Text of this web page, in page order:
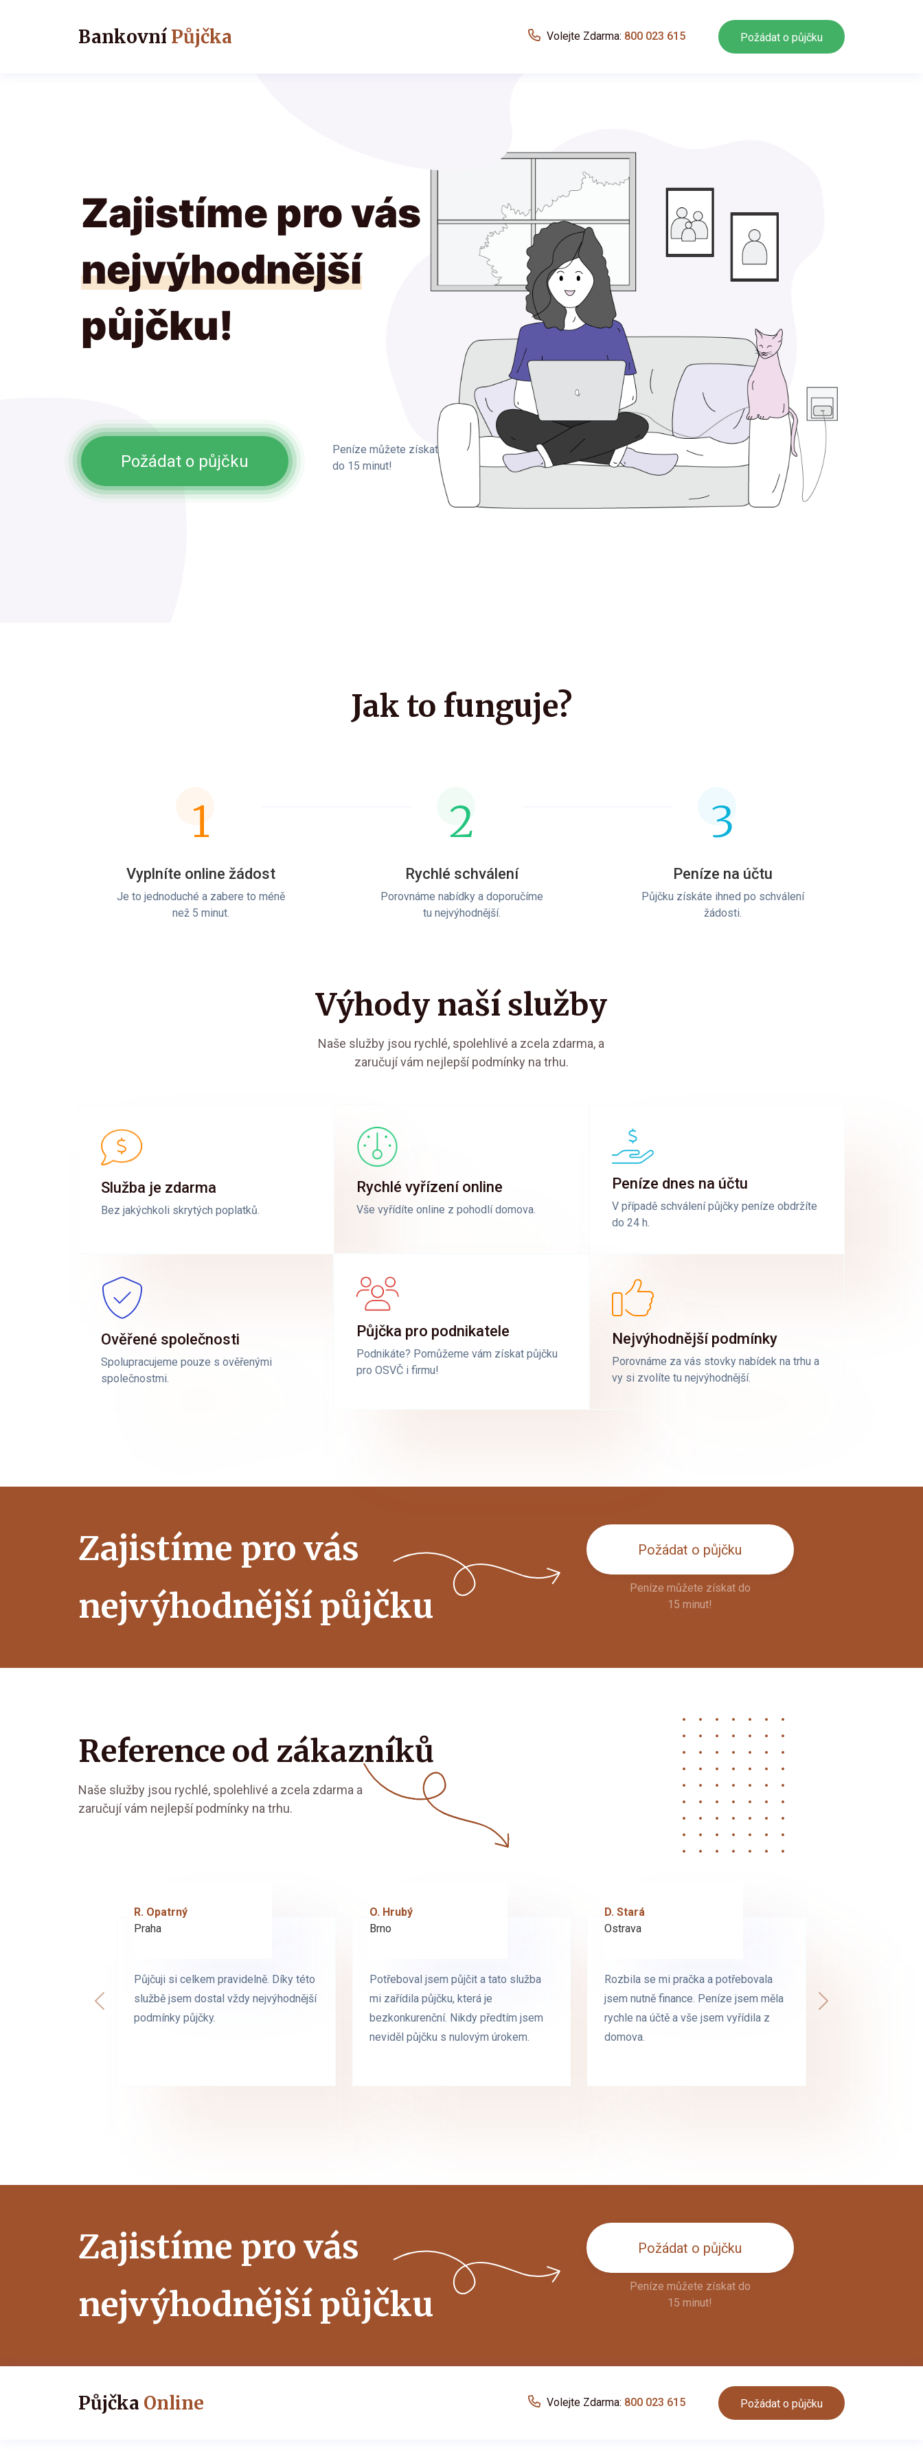
Bankovní Půjčka Volejte Zdarma: 800 023 615 Požádat o půjčku
Zajistíme pro vás
nejvýhodnější
půjčku!
Požádat o půjčku
Peníze můžete získat
do 15 minut!
Jak to funguje?
1
Vyplníte online žádost
Je to jednoduché a zabere to méně
než 5 minut.
2
Rychlé schválení
Porovnáme nabídky a doporučíme
tu nejvýhodnější.
3
Peníze na účtu
Půjčku získáte ihned po schválení
žádosti.
Výhody naší služby
Naše služby jsou rychlé, spolehlivé a zcela zdarma, a
zaručují vám nejlepší podmínky na trhu.
Služba je zdarma
Bez jakýchkoli skrytých poplatků.
Rychlé vyřízení online
Vše vyřídíte online z pohodlí domova.
Peníze dnes na účtu
V případě schválení půjčky peníze obdržíte
do 24 h.
Ověřené společnosti
Spolupracujeme pouze s ověřenými
společnostmi.
Půjčka pro podnikatele
Podnikáte? Pomůžeme vám získat půjčku
pro OSVČ i firmu!
Nejvýhodnější podmínky
Porovnáme za vás stovky nabídek na trhu a
vy si zvolíte tu nejvýhodnější.
Zajistíme pro vás
nejvýhodnější půjčku
Požádat o půjčku
Peníze můžete získat do
15 minut!
Reference od zákazníků
Naše služby jsou rychlé, spolehlivé a zcela zdarma a
zaručují vám nejlepší podmínky na trhu.
R. Opatrný
Praha
Půjčuji si celkem pravidelně. Díky této
službě jsem dostal vždy nejvýhodnější
podmínky půjčky.
O. Hrubý
Brno
Potřeboval jsem půjčit a tato služba
mi zařídila půjčku, která je
bezkonkurenční. Nikdy předtím jsem
neviděl půjčku s nulovým úrokem.
D. Stará
Ostrava
Rozbila se mi pračka a potřebovala
jsem nutně finance. Peníze jsem měla
rychle na účtě a vše jsem vyřídila z
domova.
K. Novák
Brno
Půjčuji si celkem pravidelně. Díky této
službě jsem dostal vždy nejvýhodnější
podmínky půjčky.
D. Starý
Praha
Potřeboval jsem půjčit a tato služba
mi zařídila půjčku, která je
bezkonkurenční. Nikdy předtím jsem
neviděl půjčku s nulovým úrokem.
L. Milá
Ostrava
Rozbila se mi pračka a potřebovala
jsem nutně finance. Peníze jsem měla
rychle na účtě a vše jsem vyřídila z
domova.
Předchozí Další
Zajistíme pro vás
nejvýhodnější půjčku
Požádat o půjčku
Peníze můžete získat do
15 minut!
Půjčka Online Volejte Zdarma: 800 023 615 Požádat o půjčku